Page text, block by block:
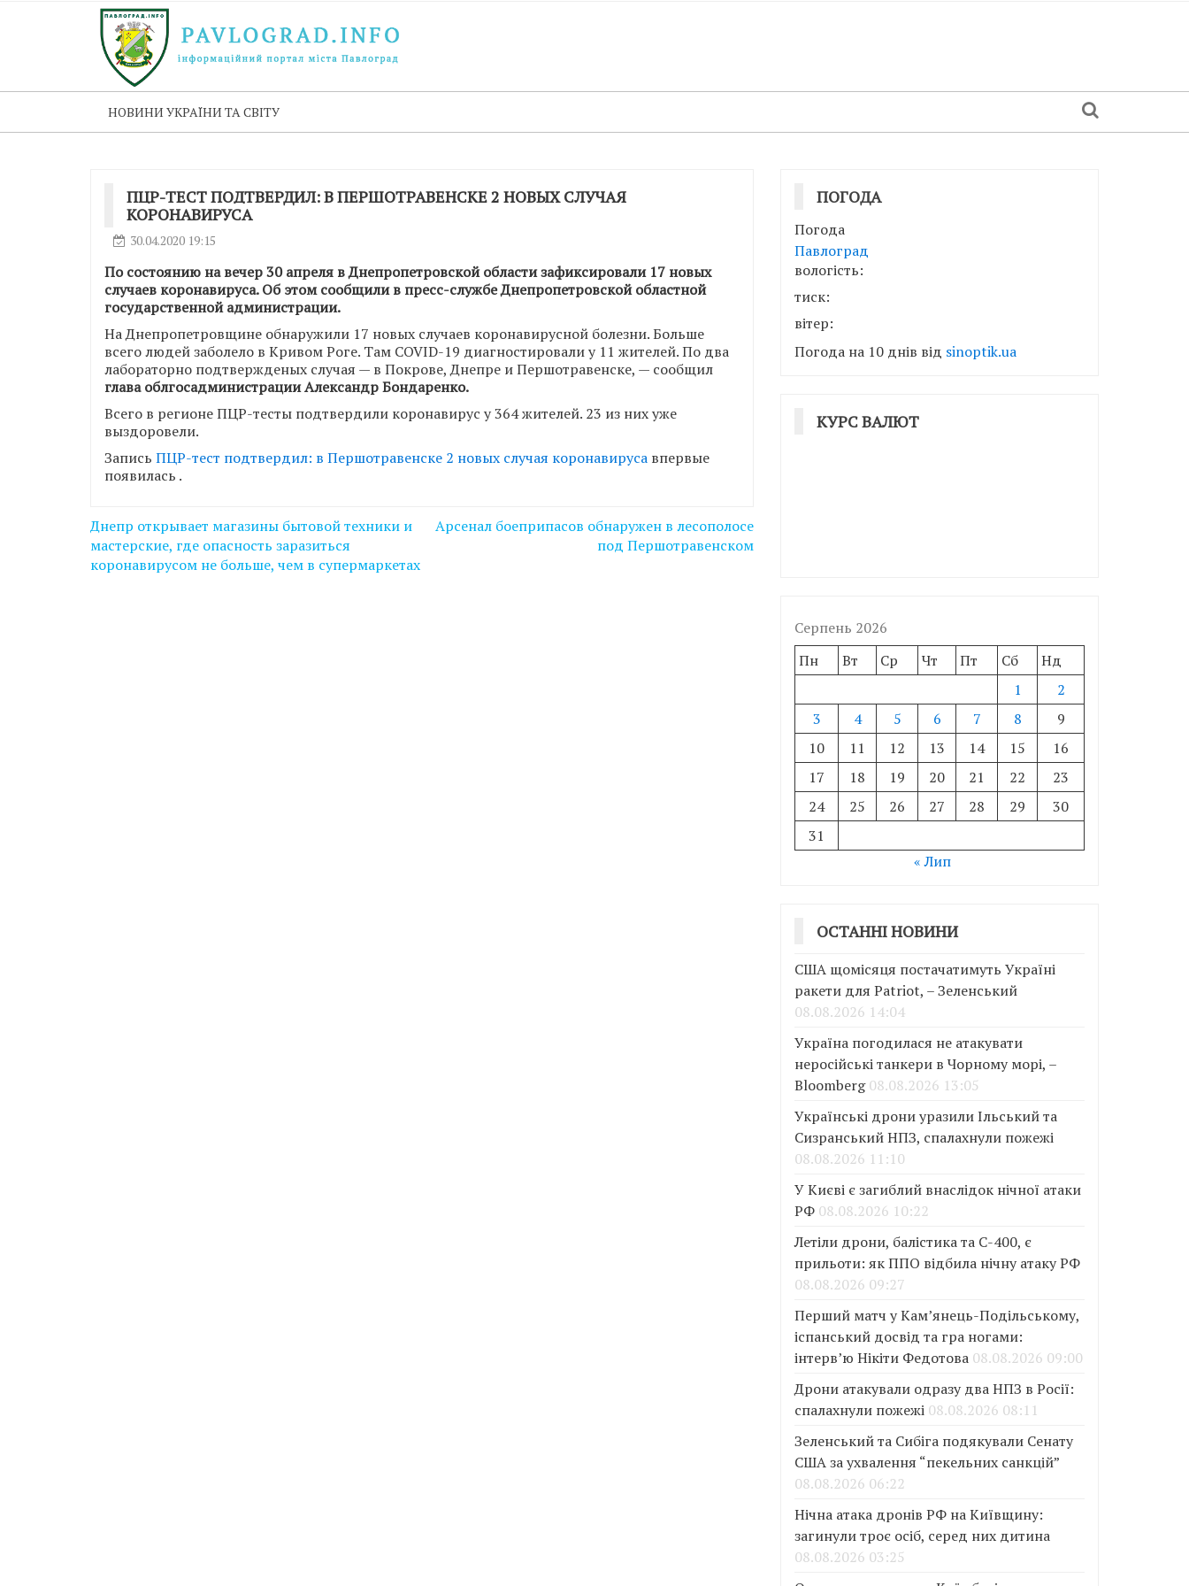
НОВИНИ УКРАЇНИ ТА СВІТУ
ПЦР-ТЕСТ ПОДТВЕРДИЛ: В ПЕРШОТРАВЕНСКЕ 2 НОВЫХ СЛУЧАЯ
КОРОНАВИРУСА
30.04.2020 19:15
По состоянию на вечер 30 апреля в Днепропетровской области зафиксировали 17 новых
случаев коронавируса. Об этом сообщили в пресс-службе Днепропетровской областной
государственной администрации.
На Днепропетровщине обнаружили 17 новых случаев коронавирусной болезни. Больше
всего людей заболело в Кривом Роге. Там COVID-19 диагностировали у 11 жителей. По два
лабораторно подтвержденых случая — в Покрове, Днепре и Першотравенске, — сообщил
глава облгосадминистрации Александр Бондаренко.
Всего в регионе ПЦР-тесты подтвердили коронавирус у 364 жителей. 23 из них уже
выздоровели.
Запись ПЦР-тест подтвердил: в Першотравенске 2 новых случая коронавируса впервые
появилась .
Навігація
записів
Днепр открывает магазины бытовой техники и
мастерские, где опасность заразиться
коронавирусом не больше, чем в супермаркетах
Арсенал боеприпасов обнаружен в лесополосе
под Першотравенском
ПОГОДА
Погода
Павлоград
вологість:
тиск:
вітер:
Погода на 10 днів від sinoptik.ua
КУРС ВАЛЮТ
Серпень 2026
Пн
Вт Ср Чт Пт Сб
Нд
1
2
3
4 5 6 7 8
9
10
11 12 13 14 15
16
17
18 19 20 21 22
23
24
25 26 27 28 29
30
31
« Лип
ОСТАННІ НОВИНИ
США щомісяця постачатимуть Україні
ракети для Patriot, – Зеленський
08.08.2026 14:04
Україна погодилася не атакувати
неросійські танкери в Чорному морі, –
Bloomberg 08.08.2026 13:05
Українські дрони уразили Ільський та
Сизранський НПЗ, спалахнули пожежі
08.08.2026 11:10
У Києві є загиблий внаслідок нічної атаки
РФ 08.08.2026 10:22
Летіли дрони, балістика та С-400, є
прильоти: як ППО відбила нічну атаку РФ
08.08.2026 09:27
Перший матч у Кам’янець-Подільському,
іспанський досвід та гра ногами:
інтерв’ю Нікіти Федотова 08.08.2026 09:00
Дрони атакували одразу два НПЗ в Росії:
спалахнули пожежі 08.08.2026 08:11
Зеленський та Сибіга подякували Сенату
США за ухвалення “пекельних санкцій”
08.08.2026 06:22
Нічна атака дронів РФ на Київщину:
загинули троє осіб, серед них дитина
08.08.2026 03:25